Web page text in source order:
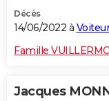
Décès
14/06/2022 à Voiteur
Famille
Jacques